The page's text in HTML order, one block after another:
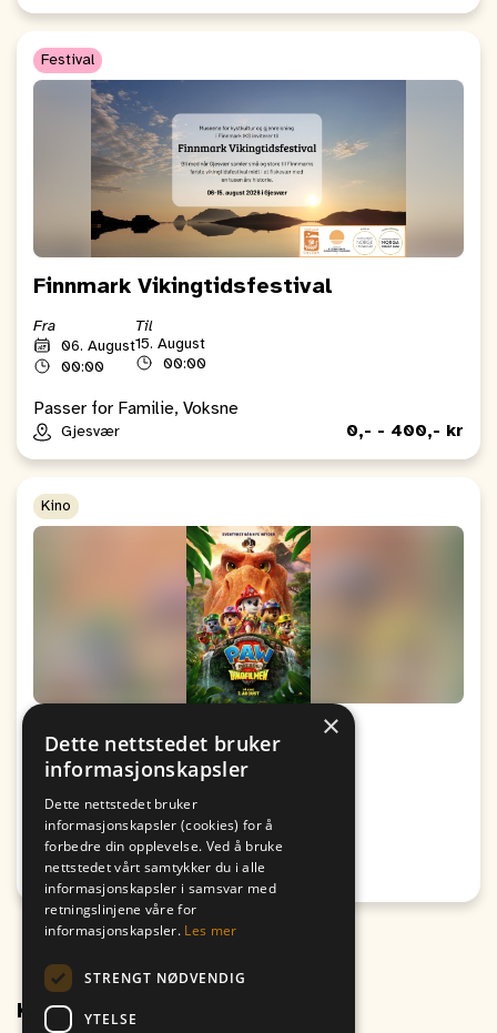
Festival
Finnmark Vikingtidsfestival
Fra
06. August
00:00
Til
15. August
00:00
Passer for Familie, Voksne
Gjesvær 0,- - 400,- kr
Kino
Kino: Paw Patrol: Dinofilmen
Fra
17:00
Til
19:00
Passer for alle
Honningsvåg
Kontakt oss
×
Dette nettstedet bruker
informasjonskapsler
Dette nettstedet bruker
informasjonskapsler (cookies) for å
forbedre din opplevelse. Ved å bruke
nettstedet vårt samtykker du i alle
informasjonskapsler i samsvar med
retningslinjene våre for
informasjonskapsler. Les mer
STRENGT NØDVENDIG
YTELSE